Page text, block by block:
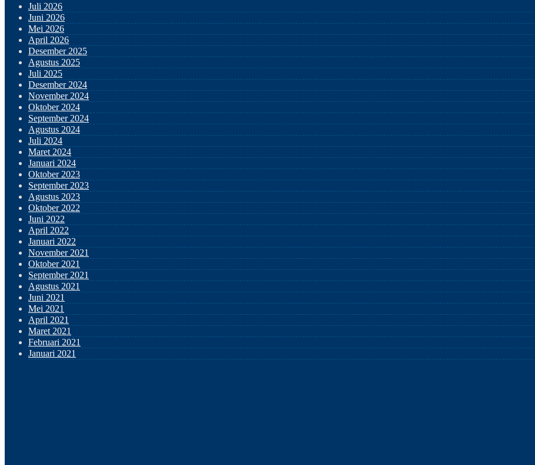
Juli 2026
Juni 2026
Mei 2026
April 2026
Desember 2025
Agustus 2025
Juli 2025
Desember 2024
November 2024
Oktober 2024
September 2024
Agustus 2024
Juli 2024
Maret 2024
Januari 2024
Oktober 2023
September 2023
Agustus 2023
Oktober 2022
Juni 2022
April 2022
Januari 2022
November 2021
Oktober 2021
September 2021
Agustus 2021
Juni 2021
Mei 2021
April 2021
Maret 2021
Februari 2021
Januari 2021